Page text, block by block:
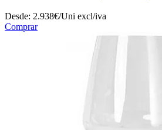
Desde: 2.938€/Uni excl/iva
Comprar